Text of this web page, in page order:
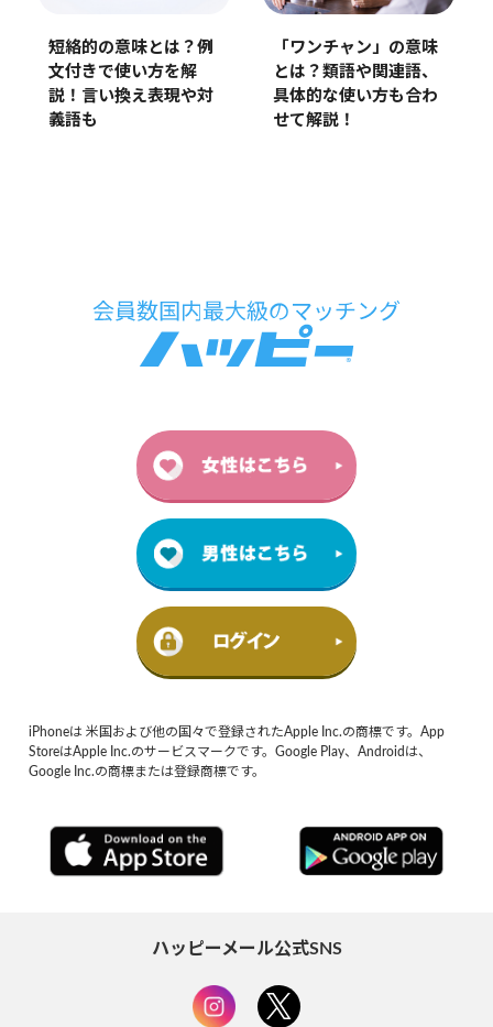
短絡的の意味とは？例
文付きで使い方を解
説！言い換え表現や対
義語も
「ワンチャン」の意味
とは？類語や関連語、
具体的な使い方も合わ
せて解説！
iPhoneは 米国および他の国々で登録されたApple Inc.の商標です。App
StoreはApple Inc.のサービスマークです。Google Play、Androidは、
Google Inc.の商標または登録商標です。
ハッピーメール公式SNS